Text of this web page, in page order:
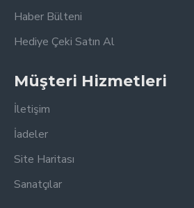
Haber Bülteni
Hediye Çeki Satın Al
Müşteri Hizmetleri
İletişim
İadeler
Site Haritası
Sanatçılar